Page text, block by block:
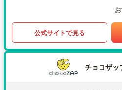
公式サイトで見る
チョコザッ